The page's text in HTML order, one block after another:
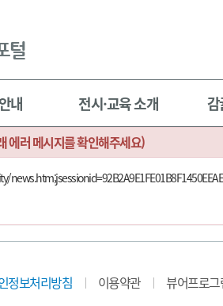
털
내 전시·교육 소개
에러 메시지를 확인해주세요)
정보처리방침 이용약관 뷰어프로그